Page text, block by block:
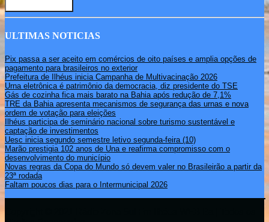
ULTIMAS NOTICIAS
Pix passa a ser aceito em comércios de oito países e amplia opções de
pagamento para brasileiros no exterior
Prefeitura de Ilhéus inicia Campanha de Multivacinação 2026
Urna eletrônica é patrimônio da democracia, diz presidente do TSE
Gás de cozinha fica mais barato na Bahia após redução de 7,1%
TRE da Bahia apresenta mecanismos de segurança das urnas e nova
ordem de votação para eleições
Ilhéus participa de seminário nacional sobre turismo sustentável e
captação de investimentos
Uesc inicia segundo semestre letivo segunda-feira (10)
Marão prestigia 102 anos de Una e reafirma compromisso com o
desenvolvimento do município
Novas regras da Copa do Mundo só devem valer no Brasileirão a partir da
23ª rodada
Faltam poucos dias para o Intermunicipal 2026